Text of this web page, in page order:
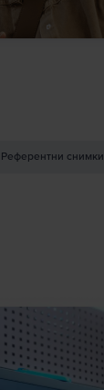
Референтни снимки